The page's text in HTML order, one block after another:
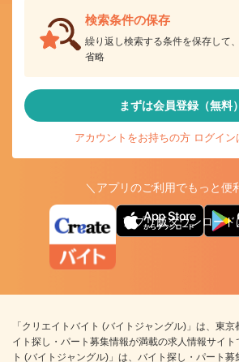
検索条件の保存
繰り返し検索する条件を保存して
省略
まずは会員登録（無料）
アカウントをお持ちの方 ログイン
＼アプリのご利用でもっと便
アプリ版ダウンロード
「クリエイトバイト (バイトジャングル)」は、東
イト探し・パート募集情報が満載の求人情報サイト
ト (バイトジャングル)」は、バイト探し・パート